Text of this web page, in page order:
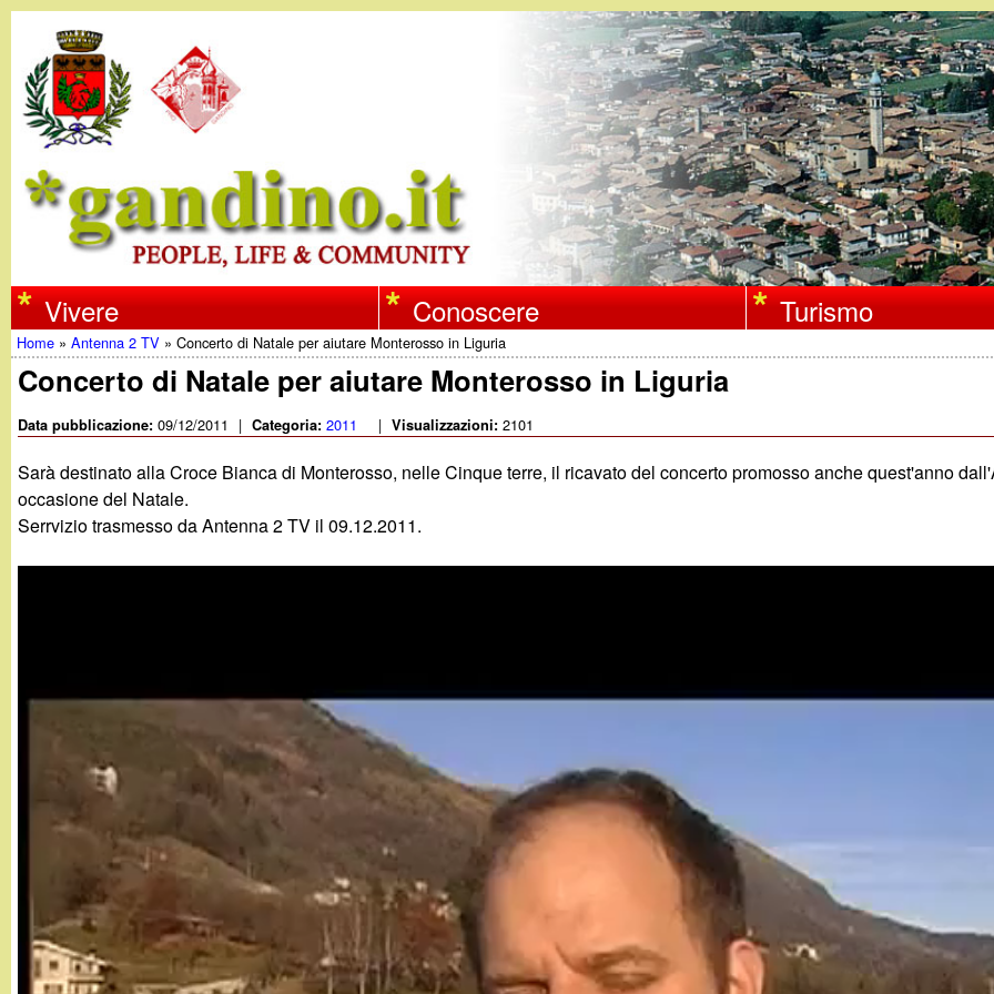
Salta
al
contenuto
principale
w
w
w
.
g
a
d
Vivere Conoscere Turismo
Tu
sei
qui
Home »Antenna 2 TV »Concerto di Natale per aiutare Monterosso in Liguria
Concerto di Natale per aiutare Monterosso in Liguria
Data pubblicazione:09/12/2011 | Categoria:2011 | Visualizzazioni:2101
Sarà destinato alla Croce Bianca di Monterosso, nelle Cinque terre, il ricavato del concerto promosso anche quest'anno
occasione del Natale.
Serrvizio trasmesso da Antenna 2 TV il 09.12.2011.